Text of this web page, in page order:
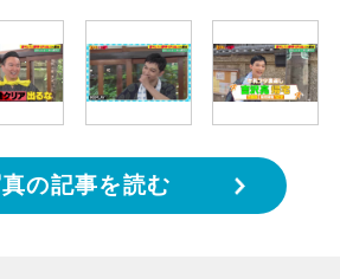
の記事を読む